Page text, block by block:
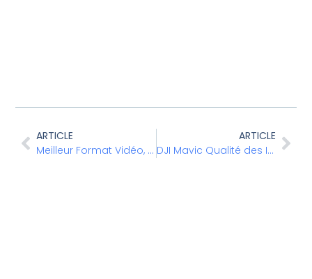
ARTICLE
Meilleur Format Vidéo, Mavic 4 Pro
ARTICLE
DJI Mavic Qualité des Images